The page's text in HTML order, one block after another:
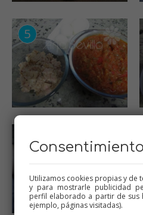
Utilizamos cookies propias y de
y para mostrarle publicidad
perfil elaborado a partir de sus
ejemplo, páginas visitadas).